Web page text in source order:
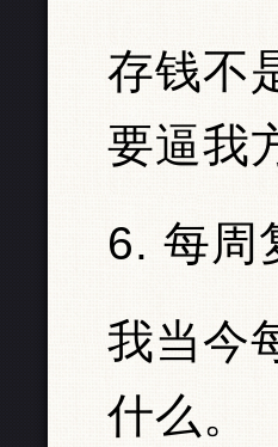
存钱不
要逼我
6. 每周
我当今
什么。